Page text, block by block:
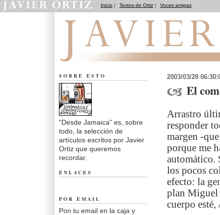
Inicio | Textos de Ortiz | Voces amigas
2003/03/28
El
Arrastro
responder
margen -
porque me
automático.
los pocos
efecto: la
plan Miguel
cuerpo
SOBRE ESTO
"Desde Jamaica" es, sobre
todo, la selección de
artículos escritos por Javier
Ortiz que queremos
recordar.
ENLACES
POR EMAIL
Pon tu email en la caja y